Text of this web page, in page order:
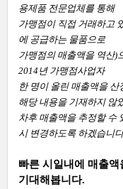
용제품 전문업체를 통해
가맹점이 직접 거래하고
에 공급하는 물품으로
가맹점의 매출액을 역산)
2014년 가맹점사업자
한 명이 올린 매출액을
해당 내용을 기재하지 않
차후 매출액을 추정할 수
시 변경하도록 하겠습니
빠른 시일내에 매출
기대해봅니다.